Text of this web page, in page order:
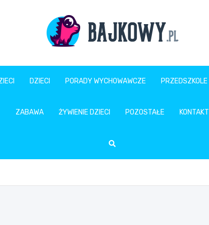
Bajkowy.pl
DZIECI PORADY WYCHOWAWCZE PRZEDSZKOLE
ZABAWA ŻYWIENIE DZIECI POZOSTAŁE KONTAKT